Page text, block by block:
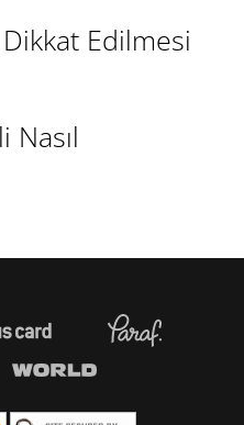
Edilmesi
Nasıl